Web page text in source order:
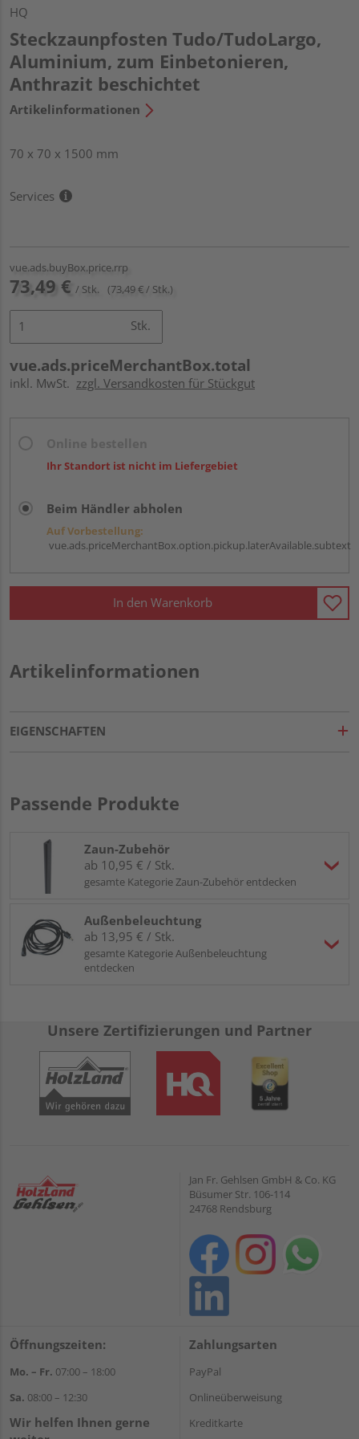
HQ
Steckzaunpfosten Tudo/TudoLargo,
Aluminium, zum Einbetonieren,
Anthrazit beschichtet
Artikelinformationen
70 x 70 x 1500 mm
Services
vue.ads.buyBox.price.rrp
73,49 € / Stk. (73,49 € / Stk.)
Stk.
vue.ads.priceMerchantBox.total
inkl. MwSt. zzgl. Versandkosten für Stückgut
Ihr Standort ist nicht im Liefergebiet
Beim Händler abholen
Auf Vorbestellung:
vue.ads.priceMerchantBox.option.pickup.laterAvailable.subtext
In den Warenkorb
Artikelinformationen
EIGENSCHAFTEN
Passende Produkte
Zaun-Zubehör
ab 10,95 € / Stk.
gesamte Kategorie Zaun-Zubehör entdecken
Außenbeleuchtung
ab 13,95 € / Stk.
gesamte Kategorie Außenbeleuchtung
entdecken
Unsere Zertifizierungen und Partner
Jan Fr. Gehlsen GmbH & Co. KG
Büsumer Str. 106-114
24768 Rendsburg
Öffnungszeiten:
Mo. – Fr. 07:00 – 18:00
Sa. 08:00 – 12:30
Wir helfen Ihnen gerne
Zahlungsarten
PayPal
Onlineüberweisung
Kreditkarte